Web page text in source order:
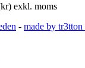
exkl. moms
- made by tr3tton